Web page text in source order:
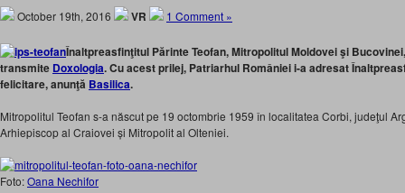
October 19th, 2016 VR 1 Comment »
Înaltpreasfinţitul Părinte Teofan, Mitropolitul Moldovei şi
transmite Doxologia. Cu acest prilej, Patriarhul României i-a adresat
felicitare, anunţă Basilica.
Mitropolitul Teofan s-a născut pe 19 octombrie 1959 în localitatea Corbi, judeţul
Arhiepiscop al Craiovei și Mitropolit al Olteniei.
Foto:Oana Nechifor